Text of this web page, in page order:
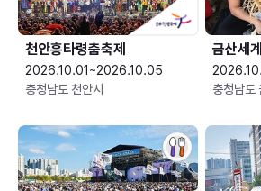
천안흥타령춤축제
2026.10.01~2026.10.05
충청남도 천안시
금산세
충청남도